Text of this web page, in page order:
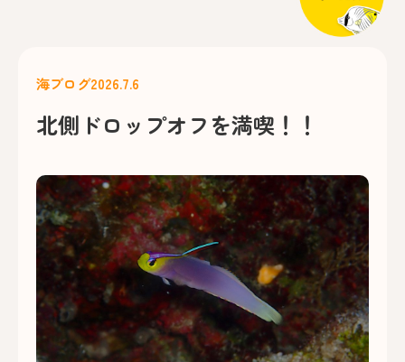
海ブログ2026.7.6
北側ドロップオフを満喫！！